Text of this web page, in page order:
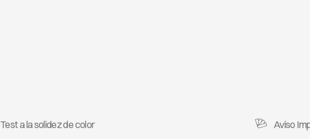
Test a la solidez de color Aviso